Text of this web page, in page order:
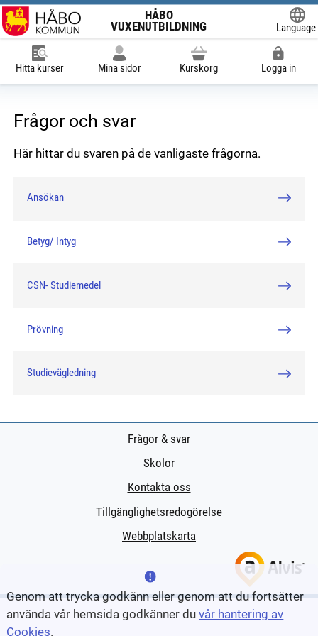
HÅBO
VUXENUTBILDNING
Language
Hitta kurser Mina sidor Kurskorg Logga in
Frågor och svar
Här hittar du svaren på de vanligaste frågorna.
Ansökan
Betyg/ Intyg
CSN- Studiemedel
Prövning
Studievägledning
Frågor & svar
Skolor
Kontakta oss
Tillgänglighetsredogörelse
Webbplatskarta
Genom att trycka godkänn eller genom att du fortsätter
använda vår hemsida godkänner duvår hantering av
Cookies.